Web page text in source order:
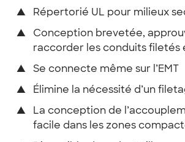
▲ Répertorié UL pour milieux
▲
Conception brevetée,
raccorder les conduits filetés
▲ Se connecte même sur l’EMT
▲ Élimine la nécessité d’un
▲
La conception de
facile dans les zones